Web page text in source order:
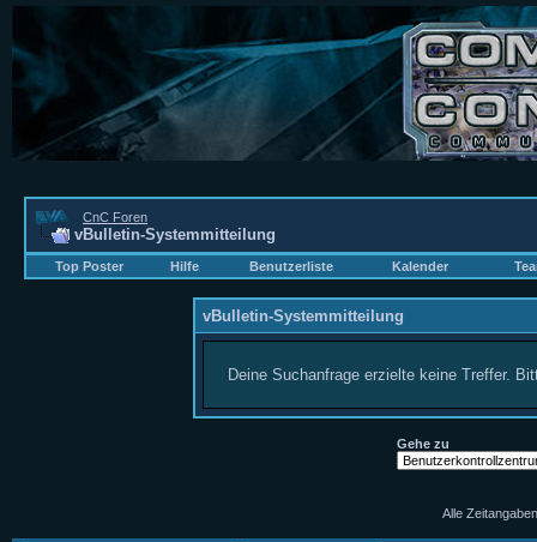
CnC Foren
vBulletin-Systemmitteilung
Top Poster Hilfe Benutzerliste Kalender
vBulletin-Systemmitteilung
Deine Suchanfrage erzielte keine Treffer.
Gehe zu
Alle